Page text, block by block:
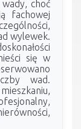
choć
fachowej
wylewek.
się w
wad.